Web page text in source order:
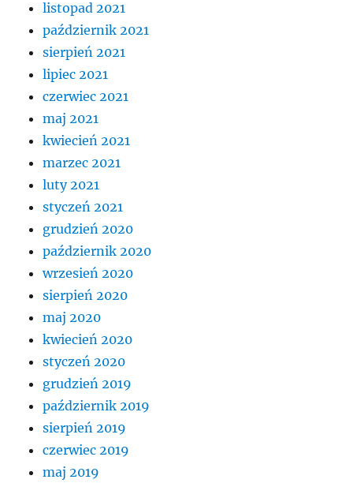
listopad 2021
październik 2021
sierpień 2021
lipiec 2021
czerwiec 2021
maj 2021
kwiecień 2021
marzec 2021
luty 2021
styczeń 2021
grudzień 2020
październik 2020
wrzesień 2020
sierpień 2020
maj 2020
kwiecień 2020
styczeń 2020
grudzień 2019
październik 2019
sierpień 2019
czerwiec 2019
maj 2019